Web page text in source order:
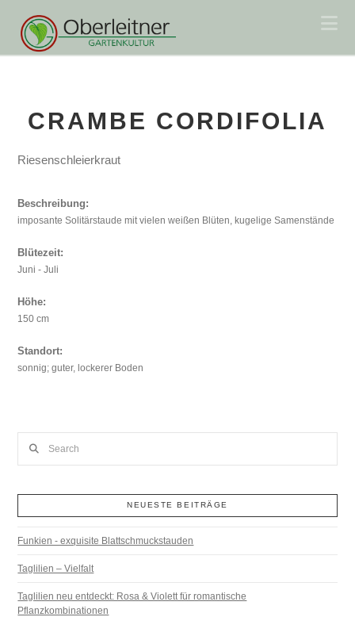
CRAMBE CORDIFOLIA
Riesenschleierkraut
Beschreibung:
imposante Solitärstaude mit vielen weißen Blüten, kugelige Samenstände
Blütezeit:
Juni - Juli
Höhe:
150 cm
Standort:
sonnig; guter, lockerer Boden
NEUESTE BEITRÄGE
Funkien - exquisite Blattschmuckstauden
Taglilien – Vielfalt
Taglilien neu entdeckt: Rosa & Violett für romantische
Pflanzkombinationen